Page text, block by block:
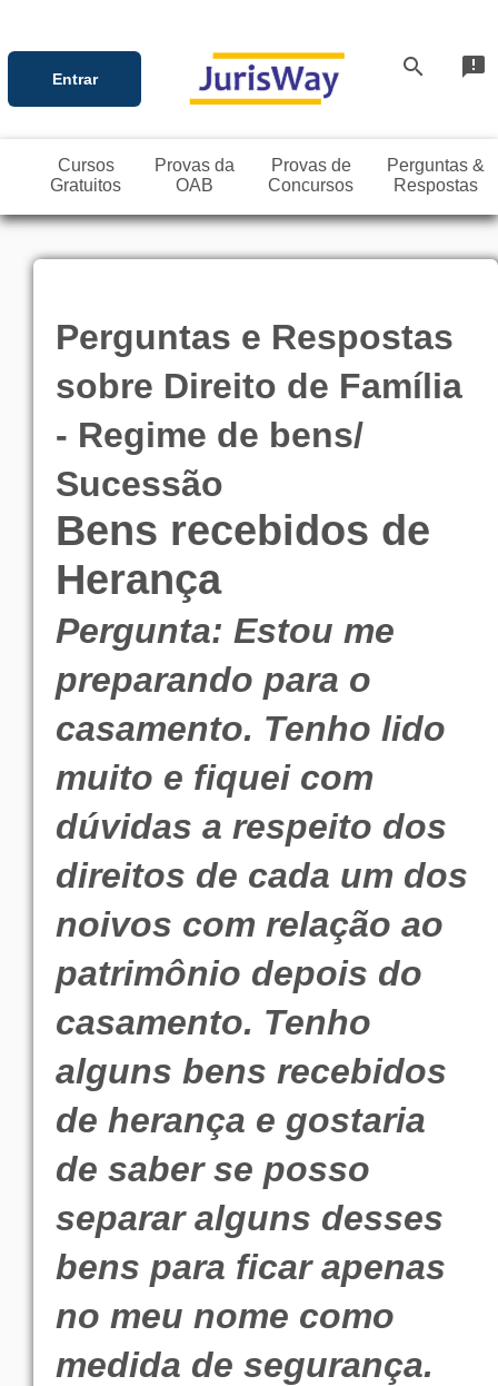
Entrar search announcement
Cursos
Gratuitos
Provas da
OAB
Provas de
Concursos
Perguntas &
Respostas
Perguntas e Respostas
sobre Direito de Família
- Regime de bens/
Sucessão
Bens recebidos de
Herança
Pergunta: Estou me
preparando para o
casamento. Tenho lido
muito e fiquei com
dúvidas a respeito dos
direitos de cada um dos
noivos com relação ao
patrimônio depois do
casamento. Tenho
alguns bens recebidos
de herança e gostaria
de saber se posso
separar alguns desses
bens para ficar apenas
no meu nome como
medida de segurança.